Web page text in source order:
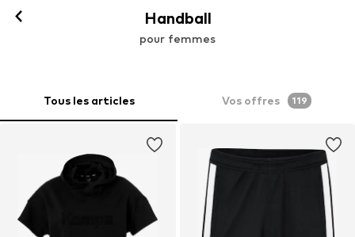
Handball
pour femmes
Tous les articles Vos offres 119